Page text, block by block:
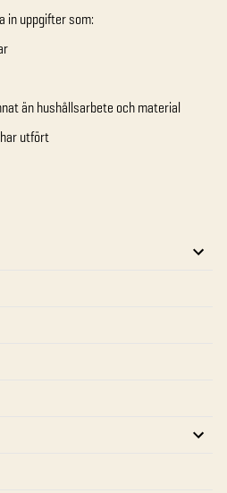
in uppgifter som:
än hushållsarbete och material
utfört